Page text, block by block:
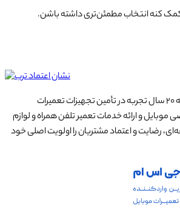
کنه انتخاب مطمئن‌تری داشته باشن.
آسان جی‌اس‌ام با نزدیک به ۲۰ سال تجربه در تأمین تجهیزات تعمیرات
و ارائه خدمات تعمیر تلفن همراه و لوازم
رضایت و اعتماد مشتریان را اولویت اصلی خود